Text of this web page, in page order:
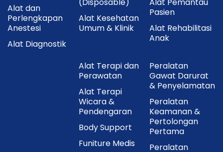
Alat dan
Perlengkapan
Anestesi
Alat Diagnostik
Alat Kesehatan
Umum & Klinik
Pasien
Alat Rehabilitasi
Anak
Alat Terapi dan
Perawatan
Alat Terapi
Wicara &
Pendengaran
Body Support
Funiture Medis
Peralatan
Gawat Darurat
& Penyelamatan
Peralatan
Keamanan &
Pertolongan
Pertama
Peralatan